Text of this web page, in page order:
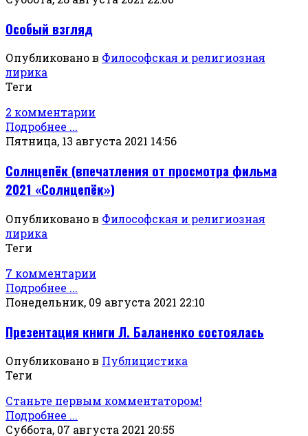
Особый взгляд
Опубликовано в Философская и религиозная
лирика
Теги
2 комментарии
Подробнее ...
Пятница, 13 августа 2021 14:56
Солнцепёк (впечатления от просмотра фильма
2021 «Солнцепёк»)
Опубликовано в Философская и религиозная
лирика
Теги
7 комментарии
Подробнее ...
Понедельник, 09 августа 2021 22:10
Презентация книги Л. Баланенко состоялась
Опубликовано в Публицистика
Теги
Станьте первым комментатором!
Подробнее ...
Суббота, 07 августа 2021 20:55